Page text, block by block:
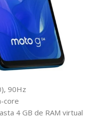
90Hz
core
4 GB de RAM virtual